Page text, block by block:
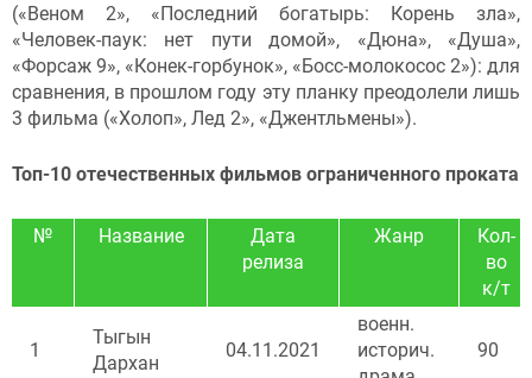
(«Веном 2», «Последний богатырь: Корень зла»,
«Человек-паук: нет пути домой», «Дюна», «Душа»,
«Форсаж 9», «Конек-горбунок», «Босс-молокосос 2»): для
сравнения, в прошлом году эту планку преодолели лишь
3 фильма («Холоп», Лед 2», «Джентльмены»).
Топ-10 отечественных фильмов ограниченного проката
№ Название
Дата
релиза
Жанр
Кол-
во
к/т
1
Тыгын
Дархан
04.11.2021
военн.
историч.
90